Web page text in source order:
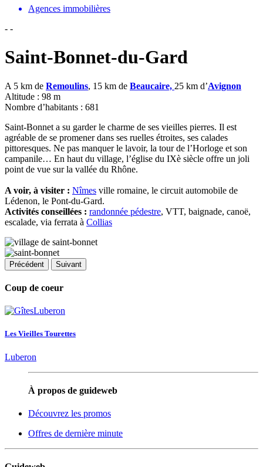
Agences immobilières
- -
Saint-Bonnet-du-Gard
A 5 km de Remoulins, 15 km de Beaucaire, 25 km d’Avignon
Altitude : 98 m
Nombre d’habitants : 681
Saint-Bonnet a su garder le charme de ses vieilles pierres. Il est
agréable de se promener dans ses ruelles étroites, ses calades
pittoresques. Ne pas manquer le lavoir, la tour de l’Horloge et son
campanile… En haut du village, l’église du IXè siècle offre un joli
point de vue sur la vallée du Rhône.
A voir, à visiter : Nîmes ville romaine, le circuit automobile de
Lédenon, le Pont-du-Gard.
Activités conseillées : randonnée pédestre, VTT, baignade, canoë,
escalade, via ferrata à Collias
Précédent Suivant
Coup de coeur
Les Vieilles Tourettes
Luberon
À propos de guideweb
Découvrez les promos
Offres de dernière minute